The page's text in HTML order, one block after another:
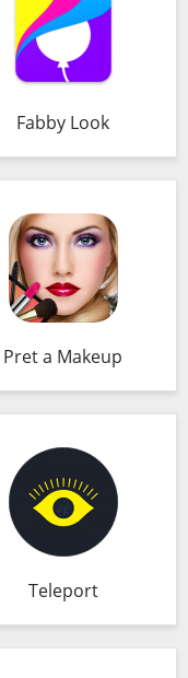
Fabby Look
Pret a Makeup
Teleport